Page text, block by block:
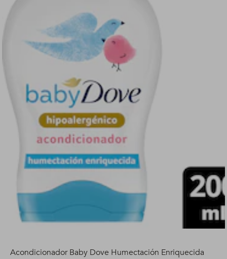
Acondicionador Baby Dove Humectación Enriquecida